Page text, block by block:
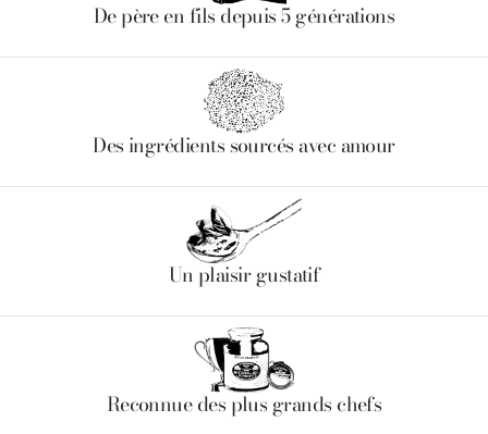
De père en fils depuis 5 générations
Des ingrédients sourcés avec amour
Un plaisir gustatif
Reconnue des plus grands chefs